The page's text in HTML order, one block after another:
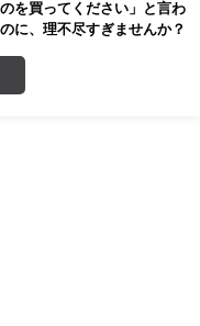
を買ってください」と言わ
に、理不尽すぎませんか？